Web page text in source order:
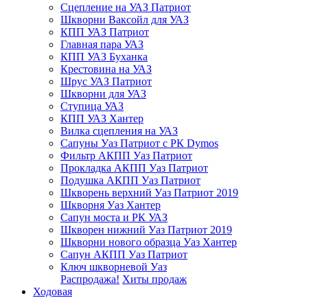
Сцепление на УАЗ Патриот
Шкворни Ваксойл для УАЗ
КПП УАЗ Патриот
Главная пара УАЗ
КПП УАЗ Буханка
Крестовина на УАЗ
Шрус УАЗ Патриот
Шкворни для УАЗ
Ступица УАЗ
КПП УАЗ Хантер
Вилка сцепления на УАЗ
Сапуны Уаз Патриот с РК Dymos
Фильтр АКПП Уаз Патриот
Прокладка АКПП Уаз Патриот
Подушка АКПП Уаз Патриот
Шкворень верхний Уаз Патриот 2019
Шкворня Уаз Хантер
Сапун моста и РК УАЗ
Шкворен нижний Уаз Патриот 2019
Шкворни нового образца Уаз Хантер
Сапун АКПП Уаз Патриот
Ключ шкворневой Уаз
Распродажа! Хиты продаж
Ходовая